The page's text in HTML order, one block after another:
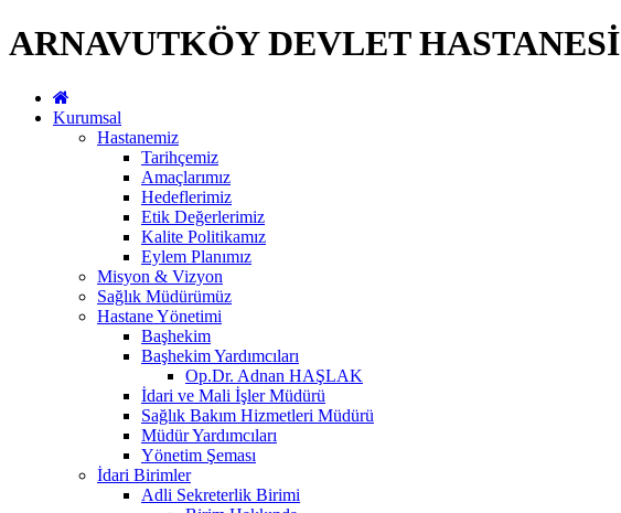
ARNAVUTKÖY DEVLET HASTANESİ
Kurumsal
Hastanemiz
Tarihçemiz
Amaçlarımız
Hedeflerimiz
Etik Değerlerimiz
Kalite Politikamız
Eylem Planımız
Misyon & Vizyon
Sağlık Müdürümüz
Hastane Yönetimi
Başhekim
Başhekim Yardımcıları
Op.Dr. Adnan HAŞLAK
İdari ve Mali İşler Müdürü
Sağlık Bakım Hizmetleri Müdürü
Müdür Yardımcıları
Yönetim Şeması
İdari Birimler
Adli Sekreterlik Birimi